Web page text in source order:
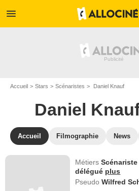
menu
Accueil Stars Scénaristes Daniel Knauf
Daniel
Accueil Filmographie News
MétiersScénariste
délégué plus
PseudoWilfred